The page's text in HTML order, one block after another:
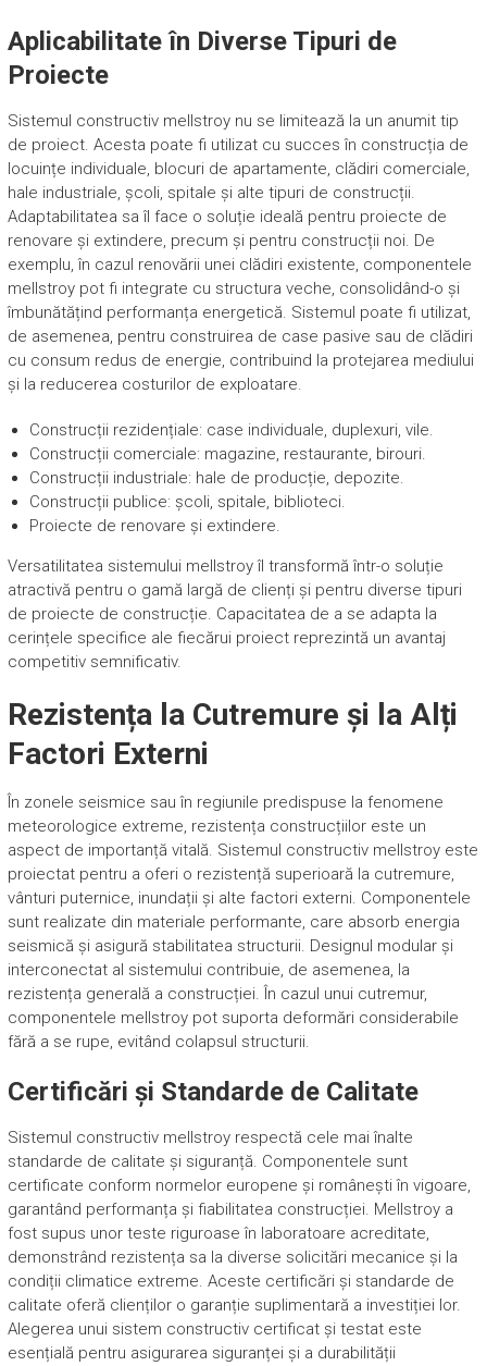
Aplicabilitate în Diverse Tipuri de
Proiecte
Sistemul constructiv mellstroy nu se limitează la un anumit tip
de proiect. Acesta poate fi utilizat cu succes în construcția de
locuințe individuale, blocuri de apartamente, clădiri comerciale,
hale industriale, școli, spitale și alte tipuri de construcții.
Adaptabilitatea sa îl face o soluție ideală pentru proiecte de
renovare și extindere, precum și pentru construcții noi. De
exemplu, în cazul renovării unei clădiri existente, componentele
mellstroy pot fi integrate cu structura veche, consolidând-o și
îmbunătățind performanța energetică. Sistemul poate fi utilizat,
de asemenea, pentru construirea de case pasive sau de clădiri
cu consum redus de energie, contribuind la protejarea mediului
și la reducerea costurilor de exploatare.
Construcții rezidențiale: case individuale, duplexuri, vile.
Construcții comerciale: magazine, restaurante, birouri.
Construcții industriale: hale de producție, depozite.
Construcții publice: școli, spitale, biblioteci.
Proiecte de renovare și extindere.
Versatilitatea sistemului mellstroy îl transformă într-o soluție
atractivă pentru o gamă largă de clienți și pentru diverse tipuri
de proiecte de construcție. Capacitatea de a se adapta la
cerințele specifice ale fiecărui proiect reprezintă un avantaj
competitiv semnificativ.
Rezistența la Cutremure și la Alți
Factori Externi
În zonele seismice sau în regiunile predispuse la fenomene
meteorologice extreme, rezistența construcțiilor este un
aspect de importanță vitală. Sistemul constructiv mellstroy este
proiectat pentru a oferi o rezistență superioară la cutremure,
vânturi puternice, inundații și alte factori externi. Componentele
sunt realizate din materiale performante, care absorb energia
seismică și asigură stabilitatea structurii. Designul modular și
interconectat al sistemului contribuie, de asemenea, la
rezistența generală a construcției. În cazul unui cutremur,
componentele mellstroy pot suporta deformări considerabile
fără a se rupe, evitând colapsul structurii.
Certificări și Standarde de Calitate
Sistemul constructiv mellstroy respectă cele mai înalte
standarde de calitate și siguranță. Componentele sunt
certificate conform normelor europene și românești în vigoare,
garantând performanța și fiabilitatea construcției. Mellstroy a
fost supus unor teste riguroase în laboratoare acreditate,
demonstrând rezistența sa la diverse solicitări mecanice și la
condiții climatice extreme. Aceste certificări și standarde de
calitate oferă clienților o garanție suplimentară a investiției lor.
Alegerea unui sistem constructiv certificat și testat este
esențială pentru asigurarea siguranței și a durabilității